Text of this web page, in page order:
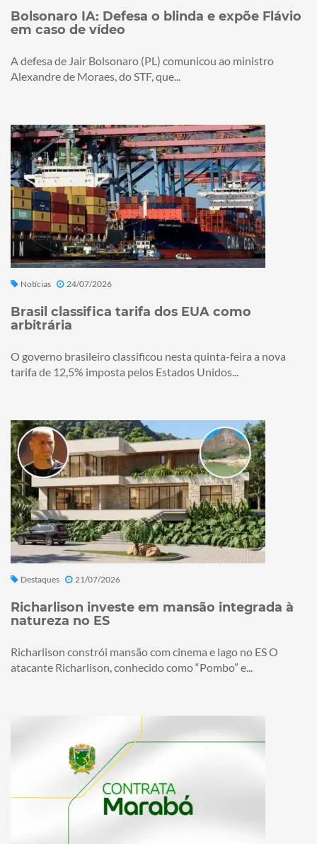
Bolsonaro IA: Defesa o blinda e expõe Flávio
em caso de vídeo
A defesa de Jair Bolsonaro (PL) comunicou ao ministro
Alexandre de Moraes, do STF, que...
Notícias 24/07/2026
Brasil classifica tarifa dos EUA como
arbitrária
O governo brasileiro classificou nesta quinta-feira a nova
tarifa de 12,5% imposta pelos Estados Unidos...
Destaques 21/07/2026
Richarlison investe em mansão integrada à
natureza no ES
Richarlison constrói mansão com cinema e lago no ES O
atacante Richarlison, conhecido como “Pombo” e...